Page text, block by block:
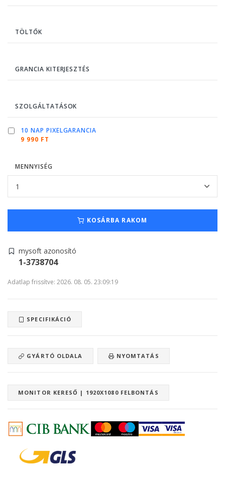
TÖLTŐK
GRANCIA KITERJESZTÉS
SZOLGÁLTATÁSOK
10 NAP PIXELGARANCIA
9 990 FT
MENNYISÉG
KOSÁRBA RAKOM
mysoft azonosító
1-3738704
Adatlap frissítve: 2026. 08. 05. 23:09:19
SPECIFIKÁCIÓ
GYÁRTÓ OLDALA NYOMTATÁS
MONITOR KERESŐ | 1920X1080 FELBONTÁS